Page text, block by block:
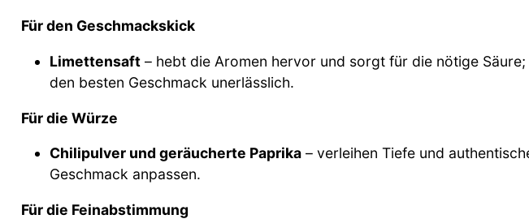
Für den Geschmackskick
Limettensaft – hebt die Aromen hervor und sorgt für die nötige
den besten Geschmack unerlässlich.
Für die Würze
Chilipulver und geräucherte Paprika – verleihen Tiefe und
Geschmack anpassen.
Für die Feinabstimmung